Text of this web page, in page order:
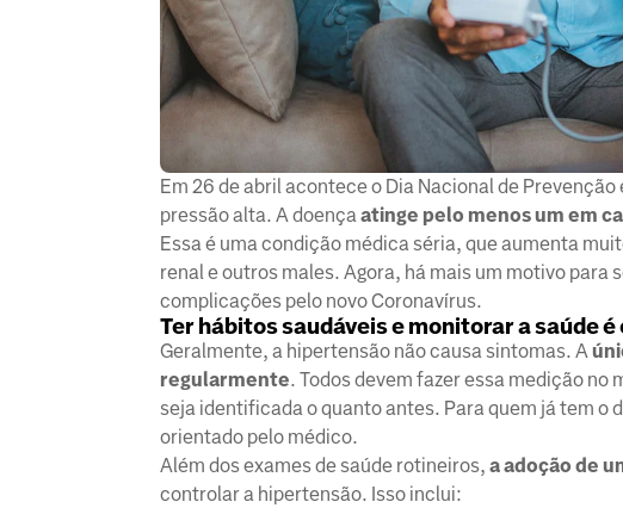
Em 26 de abril acontece o Dia Nacional de Prevenção
pressão alta. A doençaatinge pelo menos um em
Essa é uma condição médica séria, que aumenta
renal e outros males. Agora, há mais um motivo
complicações pelo novo Coronavírus.
Ter hábitos saudáveis e monitorar a saúde
Geralmente, a hipertensão não causa sintomas. A
regularmente. Todos devem fazer essa medição
seja identificada o quanto antes. Para quem já tem
orientado pelo médico.
Além dos exames de saúde rotineiros, a adoção de
controlar a hipertensão. Isso inclui: